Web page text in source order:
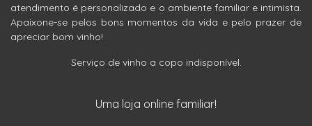
atendimento é personalizado e o ambiente familiar e intimista.
Apaixone-se pelos bons momentos da vida e pelo prazer de
apreciar bom vinho!
Serviço de vinho a copo indisponível.
Uma loja online familiar!